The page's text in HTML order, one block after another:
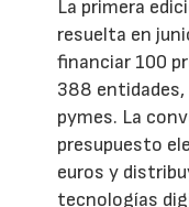
La primera
resuelta en
financiar 100
388 entidades,
pymes. La
presupuesto
euros y
tecnologías